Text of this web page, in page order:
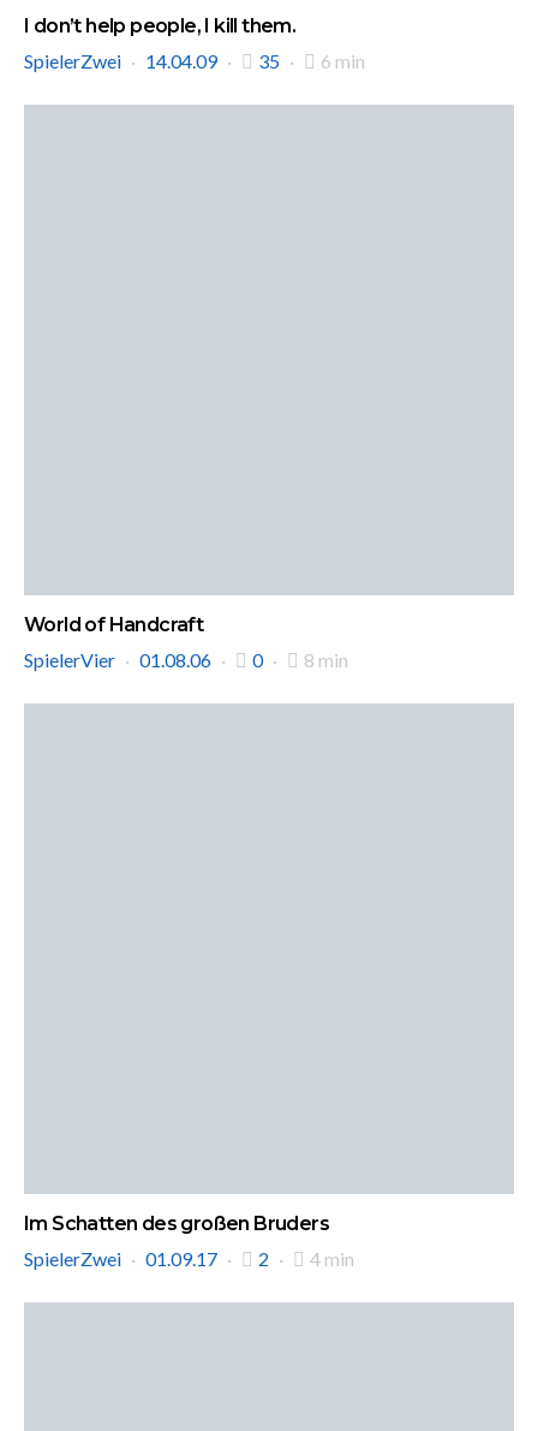
I don’t help people, I kill them.
SpielerZwei
14.04.09 35 6 min
World of Handcraft
SpielerVier
01.08.06 0 8 min
Im Schatten des großen Bruders
SpielerZwei
01.09.17 2 4 min